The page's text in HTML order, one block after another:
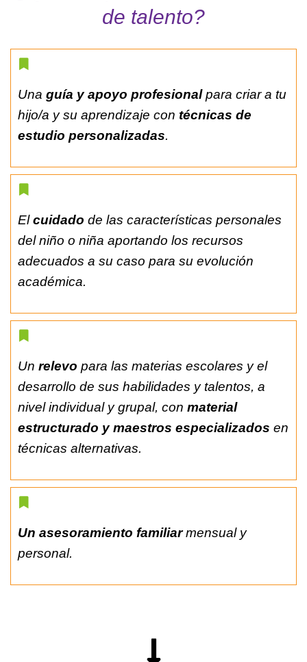
de talento?
Una guía y apoyo profesionalpara criar a tu
hijo/a y su aprendizaje con técnicas de
estudio personalizadas.
Elcuidado de las características personales
del niño o niña aportando los recursos
adecuados a su caso para su evolución
académica.
Un relevo para las materias escolares y el
desarrollo de sus habilidades y talentos, a
nivel individual y grupal, con material
estructurado y maestros especializados en
técnicas alternativas.
Un asesoramiento familiarmensual y
personal.